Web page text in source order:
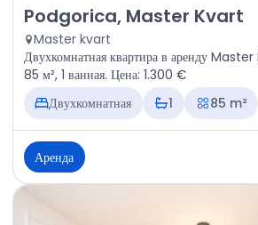
Аренда - Квартира Podgorica,
Podgorica, Master Kvart
Master kvart
Двухкомнатная квартира в аренду
85 м², 1 ванная. Цена: 1.300 €
Двухкомнатная
1 85 m²
Аренда